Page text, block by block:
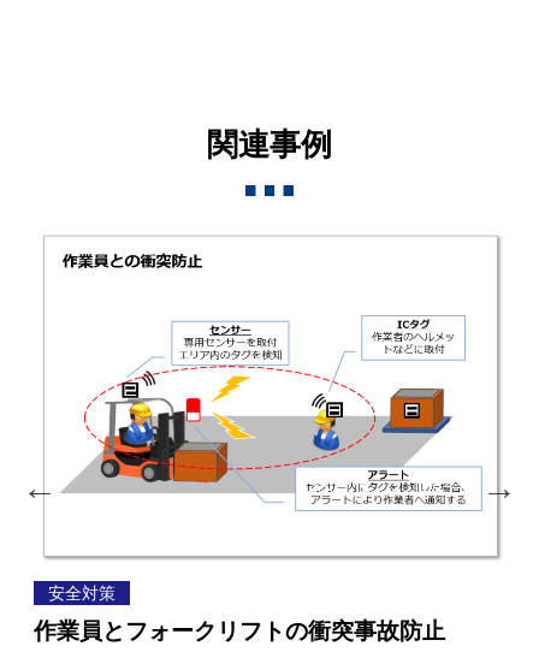
関連事例
安全対策
作業員とフォークリフトの衝突事故防止